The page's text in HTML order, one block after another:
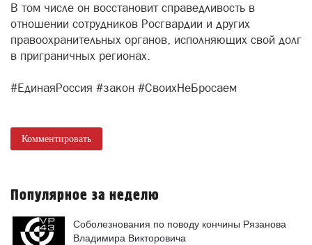
В том числе он восстановит справедливость в
отношении сотрудников Росгвардии и других
правоохранительных органов, исполняющих свой долг
в приграничных регионах.
#ЕдинаяРоссия #закон #СвоихНеБросаем
Комментировать
Популярное за неделю
Соболезнования по поводу кончины Рязанова
Владимира Викторовича